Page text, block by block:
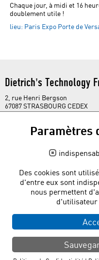
Chaque jour, à midi et 16
doublement utile !
lieu: Paris Expo Porte de
Dietrich's Technology
2, rue Henri Bergson
67087 STRASBOURG CEDEX
dietrichs.com
Réseaux sociaux
Liens rapides
Téléchargement gratuit
Base de connaissances
Forum Utilisateurs
©
Paramètres
Des cookies sont
d'entre eux sont
nous permettent
d'utilisateur